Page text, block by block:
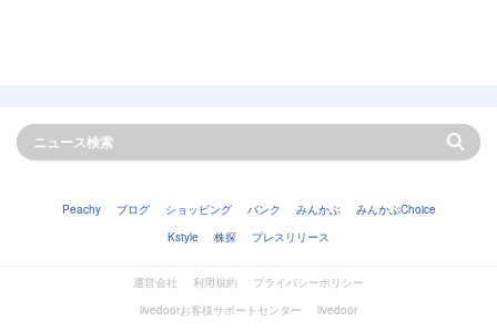
Peachy ブログ ショッピング バンク みんかぶ
みんかぶChoice
Kstyle
株探 プレスリリース
運営会社 利用規約
プライバシーポリシー
livedoorお客様サポートセンター
livedoor